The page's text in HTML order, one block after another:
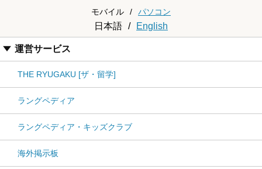
モバイル / パソコン
日本語 / English
運営サービス
THE RYUGAKU [ザ・留学]
ラングペディア
ラングペディア・キッズクラブ
海外掲示板